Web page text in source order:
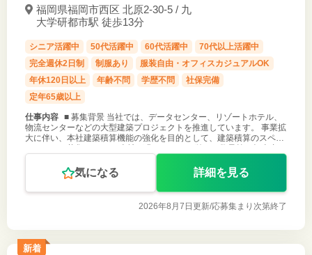
福岡県福岡市西区 北原2-30-5 / 九
大学研都市駅 徒歩13分
シニア活躍中 50代活躍中 60代活躍中
70代以上活躍中
完全週休2日制
制服あり
服装自由・オフィスカジュアルOK
年休120日以上
年齢不問 学歴不問
社保完備
定年65歳以上
仕事内容 ■ 募集背景 当社では、データセンター、リゾートホテル、
物流センターなどの大型建築プロジェクトを推進しています。 事業拡
大に伴い、本社建築積算機能の強化を目的として、建築積算のスペシ
気になる 詳細を見る
2026年8月7日更新/応募集まり次第終了
新着